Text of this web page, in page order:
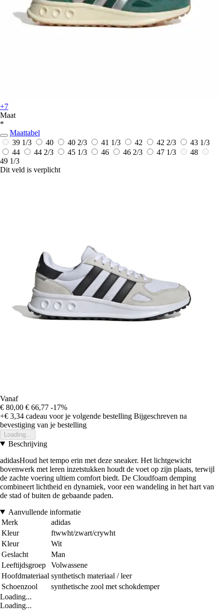
+7
Maat
*
Maattabel
39 1/3
40 40 2/3 41 1/3 42 42 2/3
43 1/3
44
44 2/3 45 1/3 46 46 2/3 47 1/3
48
49 1/3
Dit veld is verplicht
Vanaf
€ 80,00 € 66,77 -17%
+€ 3,34 cadeau voor je volgende bestelling Bijgeschreven na
bevestiging van je bestelling
Loading...
Beschrijving
adidasHoud het tempo erin met deze sneaker. Het lichtgewicht
bovenwerk met leren inzetstukken houdt de voet op zijn plaats, terwijl
de zachte voering ultiem comfort biedt. De Cloudfoam demping
combineert lichtheid en dynamiek, voor een wandeling in het hart van
de stad of buiten de gebaande paden.
Aanvullende informatie
Merk
adidas
Kleur
ftwwht/zwart/crywht
Kleur
Wit
Geslacht
Man
Leeftijdsgroep
Volwassene
Hoofdmateriaal synthetisch materiaal / leer
Schoenzool
synthetische zool met schokdemper
Loading...
Loading...